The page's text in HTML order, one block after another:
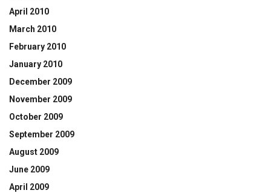
April 2010
March 2010
February 2010
January 2010
December 2009
November 2009
October 2009
September 2009
August 2009
June 2009
April 2009